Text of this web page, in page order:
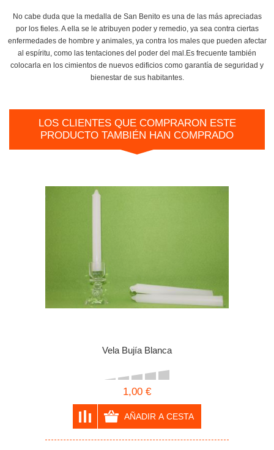
No cabe duda que la medalla de San Benito es una de las más apreciadas
por los fieles. A ella se le atribuyen poder y remedio, ya sea contra ciertas
enfermedades de hombre y animales, ya contra los males que pueden afectar
al espíritu, como las tentaciones del poder del mal.Es frecuente también
colocarla en los cimientos de nuevos edificios como garantía de seguridad y
bienestar de sus habitantes.
LOS CLIENTES QUE COMPRARON ESTE
PRODUCTO TAMBIÉN HAN COMPRADO
Vela Bujía Blanca
1,00 €